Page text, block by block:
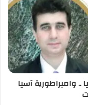
.. وامبراطورية آسيا